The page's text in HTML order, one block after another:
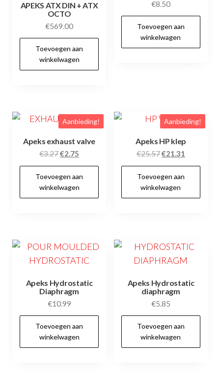
APEKS ATX DIN + ATX
OCTO
€569.00
Toevoegen aan
winkelwagen
€8.50
Toevoegen aan
winkelwagen
Aanbieding!
Apeks exhaust valve
€3.27Oorspronkelijke
prijs
was:
€3.27.
€2.75
prijs
is:
€2.75.
Toevoegen aan
winkelwagen
Aanbieding!
Apeks HP klep
€25.57Oorspronkelijke
prijs
was:
€25.57.
€21.31
prijs
Toevoegen aan
winkelwagen
Apeks Hydrostatic
Diaphragm
€10.99
Toevoegen aan
winkelwagen
Apeks Hydrostatic
diaphragm
€5.85
Toevoegen aan
winkelwagen